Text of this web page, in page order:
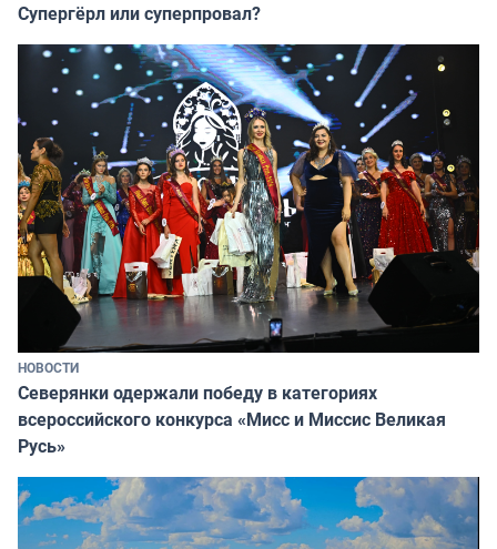
Супергёрл или суперпровал?
НОВОСТИ
Северянки одержали победу в категориях
всероссийского конкурса «Мисс и Миссис Великая
Русь»